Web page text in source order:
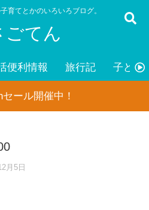
育てとかのいろいろブログ。
ごてん
便利情報 旅行記 子ども
ール開催中！
月5日